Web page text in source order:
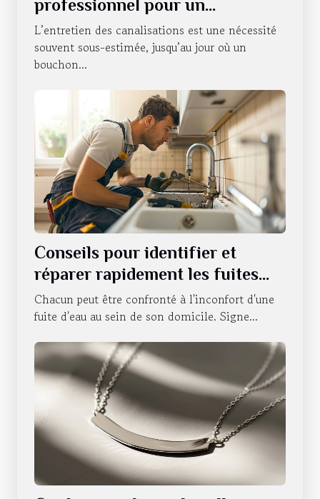
professionnel pour un
débouchage de canalisations à
Strasbourg ?
L’entretien des canalisations est une nécessité
souvent sous-estimée, jusqu’au jour où un
bouchon...
Conseils pour identifier et
réparer rapidement les fuites
d'eau
Chacun peut être confronté à l'inconfort d'une
fuite d'eau au sein de son domicile. Signe...